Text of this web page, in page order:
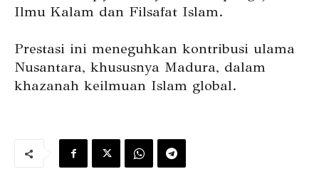
Ilmu Kalam dan Filsafat Islam.
Prestasi ini meneguhkan kontribusi ulama
Nusantara, khususnya Madura, dalam
khazanah keilmuan Islam global.